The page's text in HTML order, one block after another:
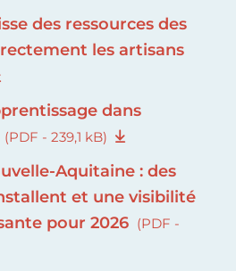
des ressources des
les artisans
dans
(PDF - 239,1 kB)
Aquitaine : des
et une visibilité
pour 2026 (PDF -